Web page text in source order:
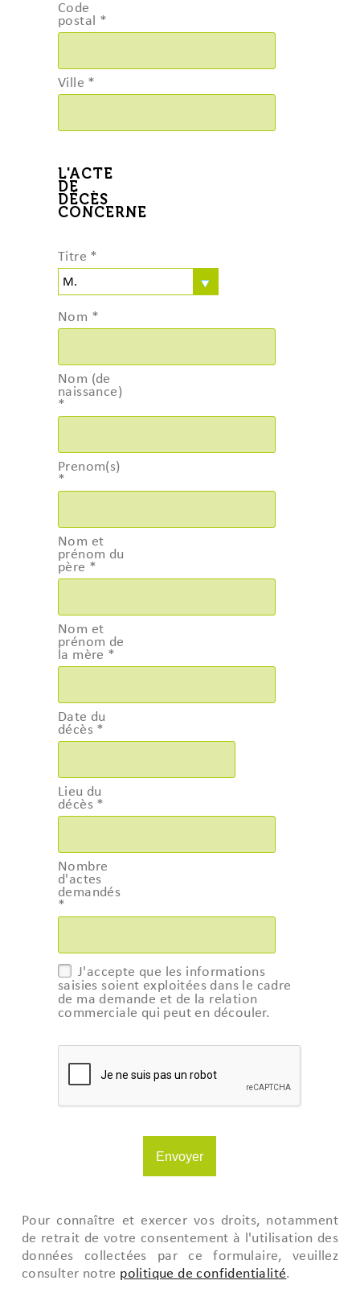
Code
postal *
Ville *
L'ACTE
DE
DÉCÈS
CONCERNE
Titre *
Nom *
Nom (de
naissance)
*
Prenom(s)
*
Nom et
prénom du
père *
Nom et
prénom de
la mère *
Date du
décès *
Lieu du
décès*
Nombre
d'actes
demandés
*
J'accepte que les informations
saisies soient exploitées dans le cadre
de ma demande et de la relation
commerciale qui peut en découler.
Pour connaître et exercer vos droits, notamment
de retrait de votre consentement à l'utilisation des
données collectées par ce formulaire, veuillez
consulter notre politique de confidentialité.